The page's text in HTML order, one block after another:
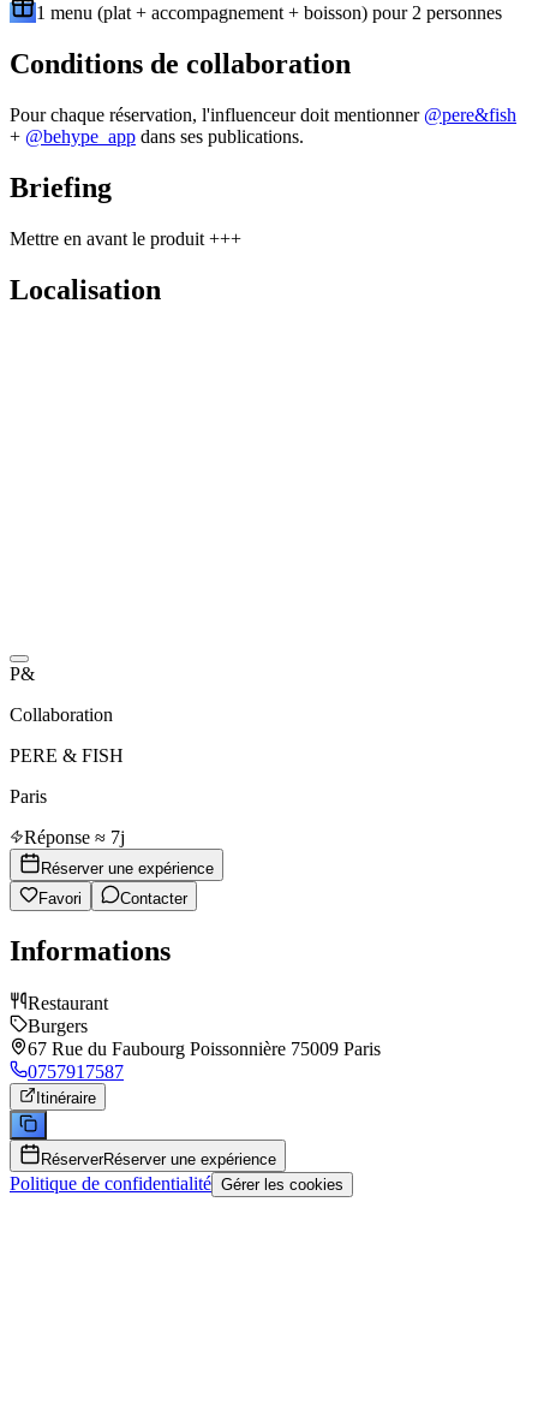
1 menu (plat + accompagnement + boisson) pour 2 personnes
Conditions de collaboration
Pour chaque réservation, l'influenceur doit mentionner @pere&fish
+ @behype_app dans ses publications.
Briefing
Mettre en avant le produit +++
Localisation
P&
Collaboration
PERE & FISH
Paris
Réponse ≈ 7j
Réserver une expérience
Favori
Contacter
Informations
Restaurant
Burgers
67 Rue du Faubourg Poissonnière 75009 Paris
0757917587
Itinéraire
RéserverRéserver une expérience
Politique de confidentialité Gérer les cookies